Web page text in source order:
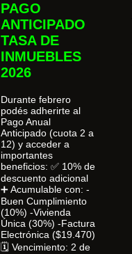
PAGO
ANTICIPADO
TASA DE
INMUEBLES
2026
Durante febrero
podés adherirte al
Pago Anual
Anticipado (cuota 2 a
12) y acceder a
importantes
beneficios: ✅ 10% de
descuento adicional
➕ Acumulable con: -
Buen Cumplimiento
(10%) -Vivienda
Única (30%) -Factura
Electrónica ($19.470)
🗓 Vencimiento: 2 de